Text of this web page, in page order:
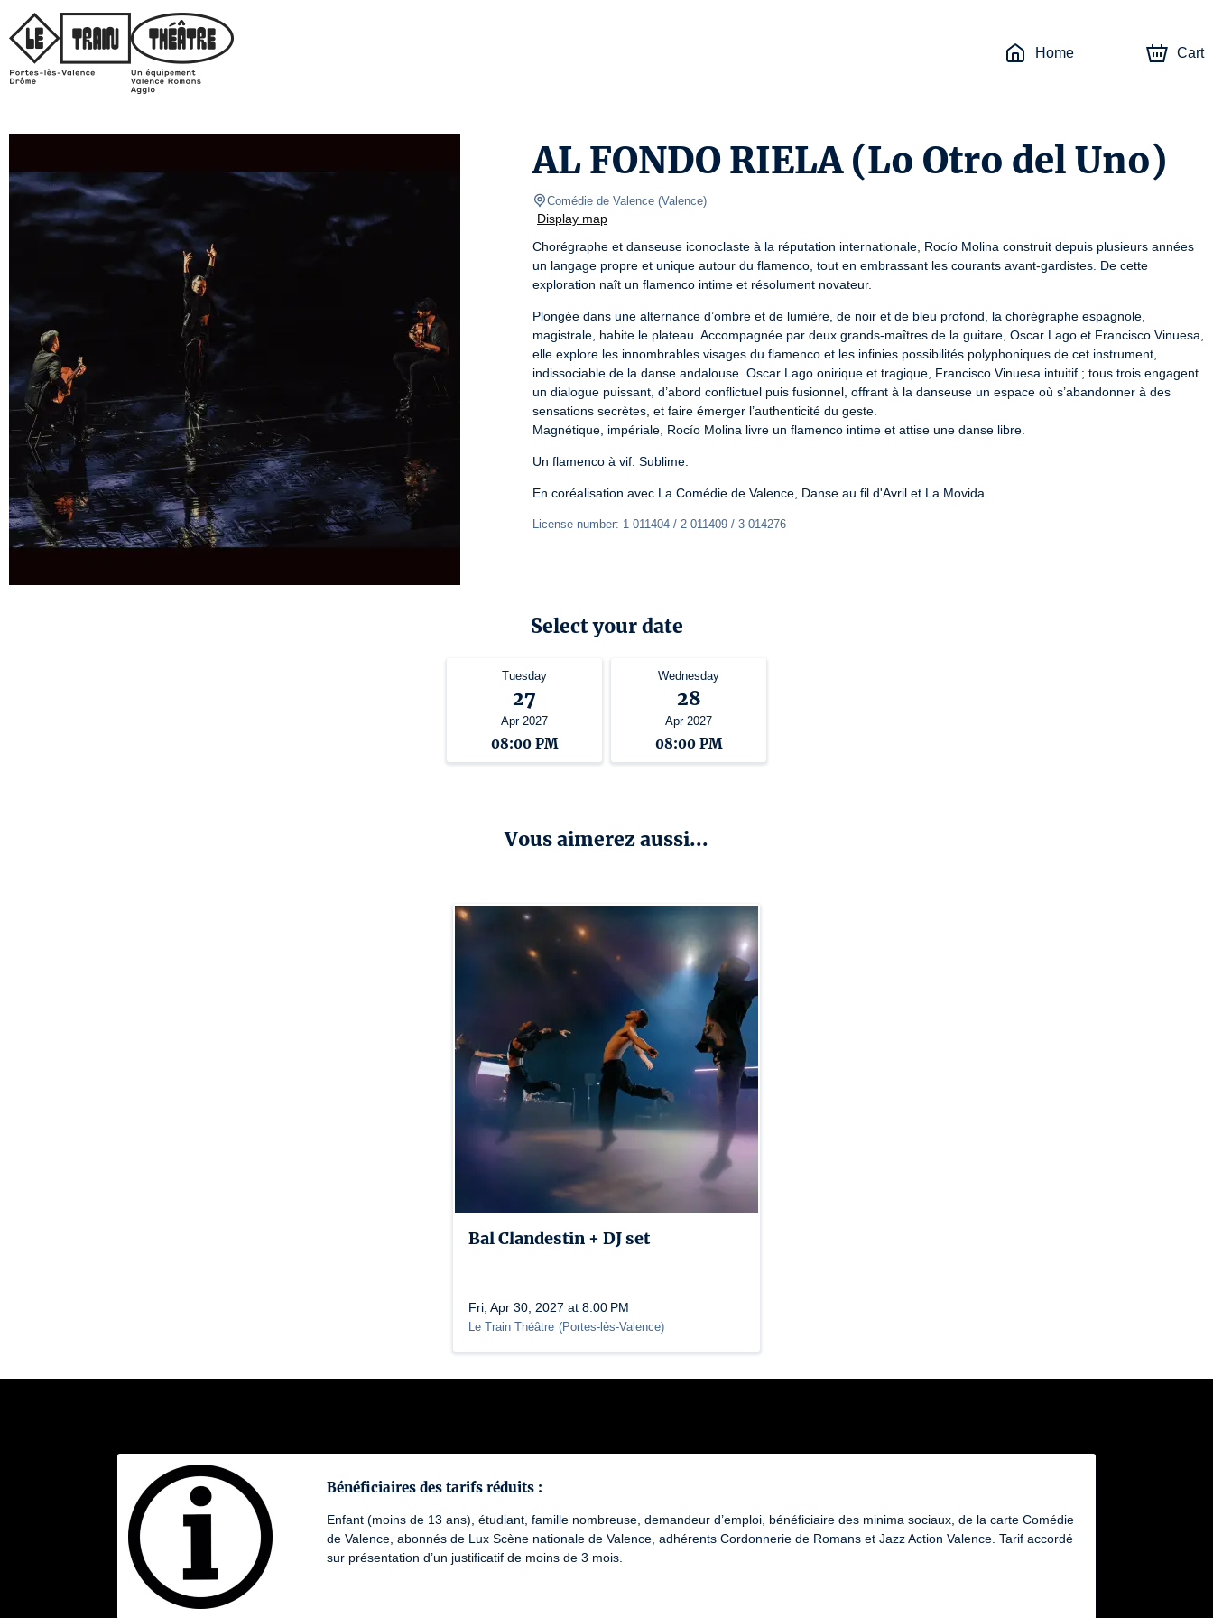
Home Cart
AL FONDO RIELA (Lo Otro del Uno)
Comédie de Valence (Valence)
Display map
Chorégraphe et danseuse iconoclaste à la réputation internationale, Rocío Molina construit depuis plusieurs années
un langage propre et unique autour du flamenco, tout en embrassant les courants avant‑gardistes. De cette
exploration naît un flamenco intime et résolument novateur.
Plongée dans une alternance d’ombre et de lumière, de noir et de bleu profond, la chorégraphe espagnole,
magistrale, habite le plateau. Accompagnée par deux grands‑maîtres de la guitare, Oscar Lago et Francisco Vinuesa,
elle explore les innombrables visages du flamenco et les infinies possibilités polyphoniques de cet instrument,
indissociable de la danse andalouse. Oscar Lago onirique et tragique, Francisco Vinuesa intuitif ; tous trois engagent
un dialogue puissant, d’abord conflictuel puis fusionnel, offrant à la danseuse un espace où s’abandonner à des
sensations secrètes, et faire émerger l’authenticité du geste.
Magnétique, impériale, Rocío Molina livre un flamenco intime et attise une danse libre.
Un flamenco à vif. Sublime.
En coréalisation avec La Comédie de Valence, Danse au fil d'Avril et La Movida.
License number: 1-011404 / 2-011409 / 3-014276
Select your date
Tuesday
27
Apr 2027
08:00 PM
Wednesday
28
Apr 2027
08:00 PM
Bénéficiaires des tarifs réduits :
Enfant (moins de 13 ans), étudiant, famille nombreuse, demandeur d’emploi, bénéficiaire des minima sociaux, de la carte Comédie
de Valence, abonnés de Lux Scène nationale de Valence, adhérents Cordonnerie de Romans et Jazz Action Valence. Tarif accordé
sur présentation d’un justificatif de moins de 3 mois.
Vous aimerez aussi...
Bal Clandestin + DJ set
Fri, Apr 30, 2027 at 8:00 PM
Le Train Théâtre (Portes-lès-Valence)